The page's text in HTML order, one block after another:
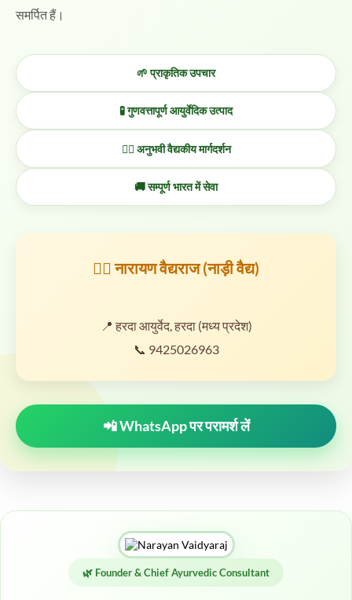
समर्पित हैं।
🌱 प्राकृतिक उपचार
🧪 गुणवत्तापूर्ण आयुर्वेदिक उत्पाद
👨‍⚕️ अनुभवी वैद्यकीय मार्गदर्शन
🚚 सम्पूर्ण भारत में सेवा
👨‍⚕️ नारायण वैद्यराज (नाड़ी वैद्य)
📍 हरदा आयुर्वेद, हरदा (मध्य प्रदेश)
📞 9425026963
📲 WhatsApp पर परामर्श लें
🌿 Founder & Chief Ayurvedic Consultant